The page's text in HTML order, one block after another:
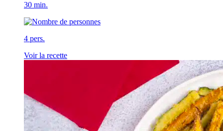
30 min.
4 pers.
Voir la recette